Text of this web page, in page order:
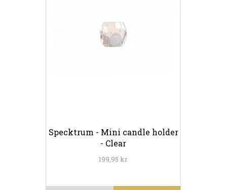
Specktrum - Mini candle holder
- Clear
199,95 kr